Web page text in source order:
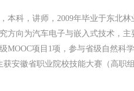
本科，讲师，2009年毕业于东北
方向为汽车电子与嵌入式技术，
MOOC项目1项，参与省级自然科
安徽省职业院校技能大赛（高职